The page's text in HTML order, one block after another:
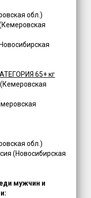
обл.)
65+ кг
обл.)
(Новосибирская
мужчин и